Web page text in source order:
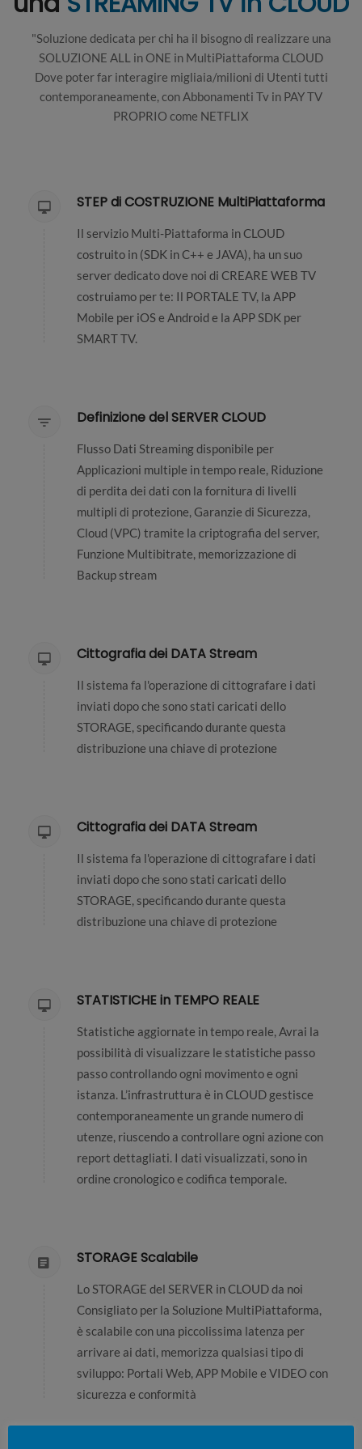
"Soluzione dedicata per chi ha il bisogno di realizzare una
SOLUZIONE ALL in ONE in MultiPiattaforma CLOUD
Dove poter far interagire migliaia/milioni di Utenti tutti
contemporaneamente, con Abbonamenti Tv in PAY TV
PROPRIO come NETFLIX
STEP di COSTRUZIONE MultiPiattaforma
Il servizio Multi-Piattaforma in CLOUD
costruito in (SDK in C++ e JAVA), ha un suo
server dedicato dove noi di CREARE WEB TV
costruiamo per te: Il PORTALE TV, la APP
Mobile per iOS e Android e la APP SDK per
SMART TV.
Definizione del SERVER CLOUD
Flusso Dati Streaming disponibile per
Applicazioni multiple in tempo reale, Riduzione
di perdita dei dati con la fornitura di livelli
multipli di protezione, Garanzie di Sicurezza,
Cloud (VPC) tramite la criptografia del server,
Funzione Multibitrate, memorizzazione di
Backup stream
Cittografia dei DATA Stream
Il sistema fa l'operazione di cittografare i dati
inviati dopo che sono stati caricati dello
STORAGE, specificando durante questa
distribuzione una chiave di protezione
Cittografia dei DATA Stream
Il sistema fa l'operazione di cittografare i dati
inviati dopo che sono stati caricati dello
STORAGE, specificando durante questa
distribuzione una chiave di protezione
STATISTICHE in TEMPO REALE
Statistiche aggiornate in tempo reale, Avrai la
possibilità di visualizzare le statistiche passo
passo controllando ogni movimento e ogni
istanza. L’infrastruttura è in CLOUD gestisce
contemporaneamente un grande numero di
utenze, riuscendo a controllare ogni azione con
report dettagliati. I dati visualizzati, sono in
ordine cronologico e codifica temporale.
STORAGE Scalabile
Lo STORAGE del SERVER in CLOUD da noi
Consigliato per la Soluzione MultiPiattaforma,
è scalabile con una piccolissima latenza per
arrivare ai dati, memorizza qualsiasi tipo di
sviluppo: Portali Web, APP Mobile e VIDEO con
sicurezza e conformità